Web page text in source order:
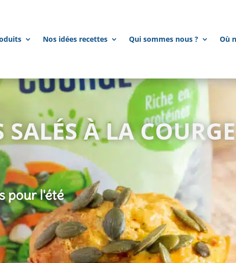
Nos idées recettes Qui sommes nous ? Où
À LA COURGE
pour l'été